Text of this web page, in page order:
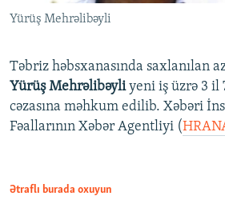
Yürüş Mehrəlibəyli
Təbriz həbsxanasında saxlanılan
Yürüş Mehrəlibəyliyeni iş üzrə 3 il
cəzasına məhkum edilib. Xəbəri
Fəallarının Xəbər Agentliyi (
Ətraflı burada oxuyun